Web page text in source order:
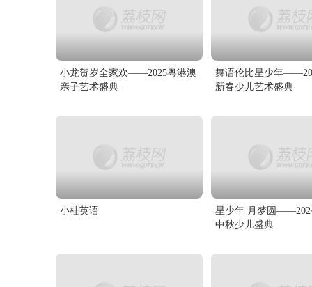
小龙贺岁全家欢——2025粤港澳
亲子艺术盛典
舞语伦比星少年
新春少儿艺术盛典
小桂英语
星少年 月梦圆
中秋少儿盛典